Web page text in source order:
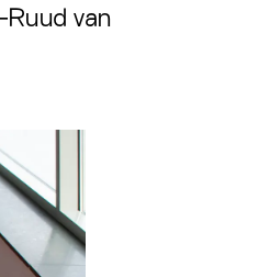
-Ruud van